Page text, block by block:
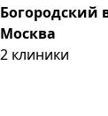
Богородский
Москва
2 клиники